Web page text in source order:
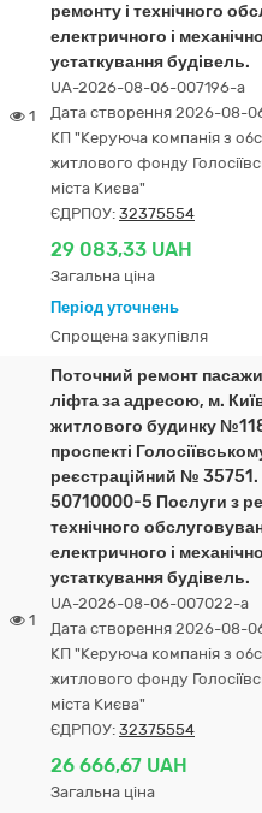
1
ремонту і технічного
електричного і
устаткування будівель.
UA-2026-08-06-007196-a
Дата створення 2026-08-
КП "Керуюча компанія з
житлового фонду
міста Києва"
ЄДРПОУ: 32375554
29 083,33 UAH
Загальна ціна
Період уточнень
Спрощена закупівля
1
Поточний ремонт
ліфта за адресою, м. Київ,
житлового будинку
проспекті
реєстраційний №
50710000-5 Послуги з
технічного
електричного і
устаткування будівель.
UA-2026-08-06-007022-a
Дата створення 2026-08-06
КП "Керуюча компанія з
житлового фонду
міста Києва"
ЄДРПОУ: 32375554
26 666,67 UAH
Загальна ціна